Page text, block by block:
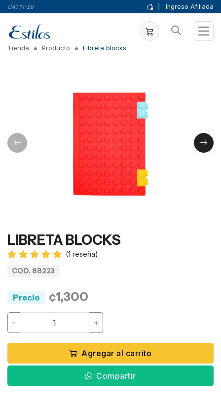
CAT.11-26 Ingreso Afiliada
Tienda Producto Libreta blocks
LIBRETA BLOCKS
(1 reseña)
COD. 88223
Precio ¢1,300
- +
Agregar al carrito
Compartir